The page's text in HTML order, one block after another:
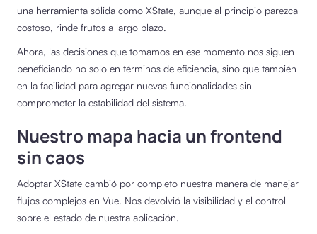
una herramienta sólida como XState, aunque al principio parezca
costoso, rinde frutos a largo plazo.
Ahora, las decisiones que tomamos en ese momento nos siguen
beneficiando no solo en términos de eficiencia, sino que también
en la facilidad para agregar nuevas funcionalidades sin
comprometer la estabilidad del sistema.
Nuestro mapa hacia un frontend
sin caos
Adoptar XState cambió por completo nuestra manera de manejar
flujos complejos en Vue. Nos devolvió la visibilidad y el control
sobre el estado de nuestra aplicación.